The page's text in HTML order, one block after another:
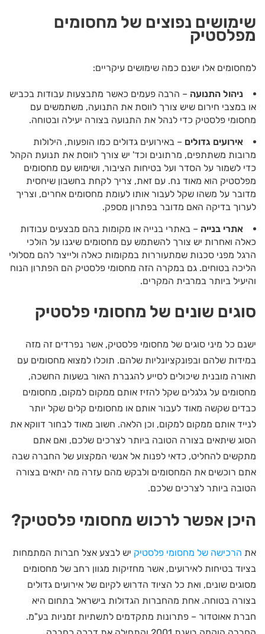
שימושים נפוצים של מחסומים
מפלסטיק
למחסומים אלו ישנם כמה שימושים עיקריים:
ניהול התנועה – הרבה פעמים כאשר מתבצעות עבודות בכביש
או במצבי חירום שיש צורך לווסת את התנועה, משתמשים עם
מחסומי פלסטיק כדי לנהל את התנועה בצורה יעילה ובטוחה.
אירועים גדולים – באירועים גדולים כמו הופעות, הילולות
מרובות משתתפים, מרתונים וכד' יש צורך לווסת את תנועת הקהל
כדי לשמור על הסדר ועל בטיחות הציבור, ושימוש עם מחסומים
מפלסטיק הוא מאוד נח. עם זאת, צריך לקחת בחשבון שיחסית
מדובר על משהו שקל לעבור אותו לעומת מחסומים אחרים, וצריך
לערוך בדיקה האם מדובר בפתרון מספק.
אתרי בנייה – באתרי בנייה או מקומות בהם מבצעים עבודות
כאלה ואחרות יש צורך להשתמש עם מחסומים שיגנו על הולכי
הרגל מפני סכנות שמתעוררות במקומות כאלה ולייצר להם מסלולי
הליכה בטוחים. גם במקרה הזה מחסומי פלסטיק הם הפתרון הנוח
והיעיל ביותר במרבית המקרים.
סוגים שונים של מחסומי פלסטיק
ישנם כל מיני סוגים של מחסומי פלסטיק, אשר נפרדים זה מזה
במידות שלהם ובפונקציונליות שלהם. תוכלו למצוא מחסומים עם
תאורה מובנית שיכולים לסייע להגברת האור בשעות החשכה,
מחסומים על גלגלים שקל להזיז אותם ממקום למקום, מחסומים
כבדים שקשה מאוד לעבור אותם או מחסומים קלים שקל יותר
לנייד אותם ממקום למקום, וכן הלאה. חשוב מאוד לבחור דווקא את
הסוג שיתאים בצורה הטובה ביותר לצרכים שלכם, ואם אתם
מתקשים להחליט, כדאי לפנות אל אנשי המקצוע של החברה שבה
אתם רוכשים את המחסומים ולבקש מהם עזרה מה יתאים בצורה
הטובה ביותר לצרכים שלכם.
היכן אפשר לרכוש מחסומי פלסטיק?
את הרכישה של מחסומי פלסטיק יש לבצע אצל חברות המתמחות
בציוד בטיחות לאירועים, אשר מחזיקות מגוון רחב של מחסומים
מסוגים שונים, ואת כל הציוד הדרוש לקיום של אירועים גדולים
בצורה בטוחה. אחת מהחברות הגדולות בישראל בתחום היא
חברת אאוטדור – פתרונות מתקדמים לתשתיות זמניות בע"מ.